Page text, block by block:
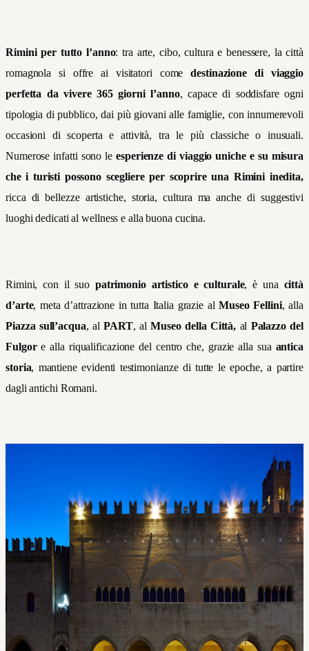
Rimini per tutto l’anno: tra arte, cibo, cultura e benessere, la città
romagnola
si offre ai visitatori comedestinazione di viaggio
perfetta da vivere 365 giorni l’anno, capace di soddisfare ogni
tipologia di pubblico, dai più giovani alle famiglie, con innumerevoli
occasioni di scoperta e attività, tra le più classiche o inusuali.
Numerose infatti sono leesperienze di viaggio uniche e su misura
che i turisti possono scegliere per scoprire una Rimini inedita,
ricca di bellezze artistiche, storia, cultura ma anche di suggestivi
luoghi dedicati al wellness e alla buona cucina.
Rimini, con il suo patrimonio artistico e culturale, è una città
d’arte, meta d’attrazione in tutta Italia grazie alMuseo Fellini, alla
Piazza sull’acqua, alPART, alMuseo della Città, al Palazzo del
Fulgore alla riqualificazione del centro che, grazie alla sua antica
storia, mantiene evidenti testimonianze di tutte le epoche, a partire
dagli antichi Romani.